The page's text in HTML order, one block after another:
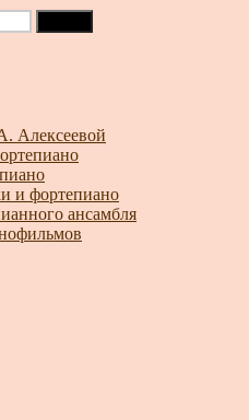
Алексеевой
и фортепиано
ансамбля